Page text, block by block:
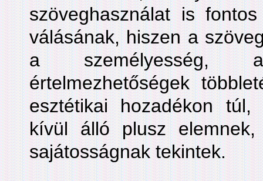
szöveghasználat is
válásának, hiszen a
a személyesség,
értelmezhetőségek
esztétikai hozadékon
kívül álló plusz
sajátosságnak tekintek.